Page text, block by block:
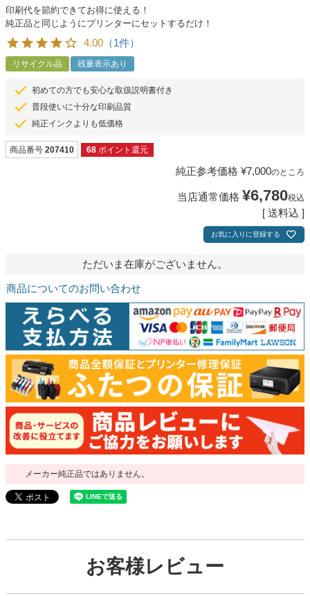
印刷代を節約できてお得に使える！
純正品と同じようにプリンターにセットするだけ！
4.00 （1件）
リサイクル品 残量表示あり
初めての方でも安心な取扱説明書付き
普段使いに十分な印刷品質
純正インクよりも低価格
商品番号 207410 68 ポイント還元
純正参考価格 ¥7,000のところ
当店通常価格 ¥6,780税込
送料込
お気に入りに登録する
ただいま在庫がございません。
商品についてのお問い合わせ
メーカー純正品ではありません。
お客様レビュー